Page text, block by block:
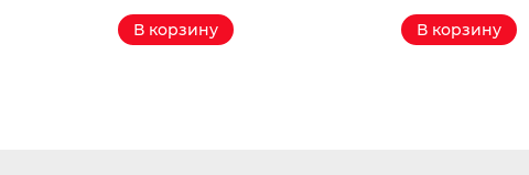
В корзину В корзину